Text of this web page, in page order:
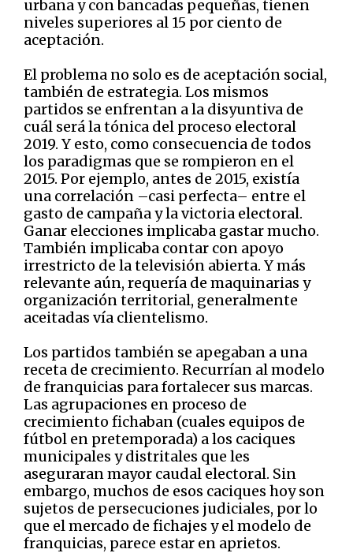
urbana y con bancadas pequeñas, tienen
niveles superiores al 15 por ciento de
aceptación.
El problema no solo es de aceptación social,
también de estrategia. Los mismos
partidos se enfrentan a la disyuntiva de
cuál será la tónica del proceso electoral
2019. Y esto, como consecuencia de todos
los paradigmas que se rompieron en el
2015. Por ejemplo, antes de 2015, existía
una correlación –casi perfecta– entre el
gasto de campaña y la victoria electoral.
Ganar elecciones implicaba gastar mucho.
También implicaba contar con apoyo
irrestricto de la televisión abierta. Y más
relevante aún, requería de maquinarias y
organización territorial, generalmente
aceitadas vía clientelismo.
Los partidos también se apegaban a una
receta de crecimiento. Recurrían al modelo
de franquicias para fortalecer sus marcas.
Las agrupaciones en proceso de
crecimiento fichaban (cuales equipos de
fútbol en pretemporada) a los caciques
municipales y distritales que les
aseguraran mayor caudal electoral. Sin
embargo, muchos de esos caciques hoy son
sujetos de persecuciones judiciales, por lo
que el mercado de fichajes y el modelo de
franquicias, parece estar en aprietos.